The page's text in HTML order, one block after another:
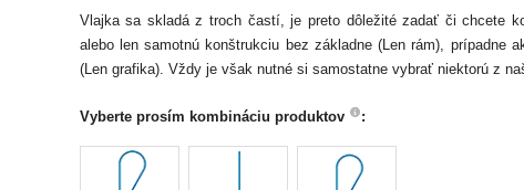
Vlajka sa skladá z troch častí, je preto dôležité zadať či chcete
alebo len samotnú konštrukciu bez základne (Len rám),
(Len grafika). Vždy je však nutné si samostatne vybrať niektorú z
Vyberte prosím kombináciu produktov :